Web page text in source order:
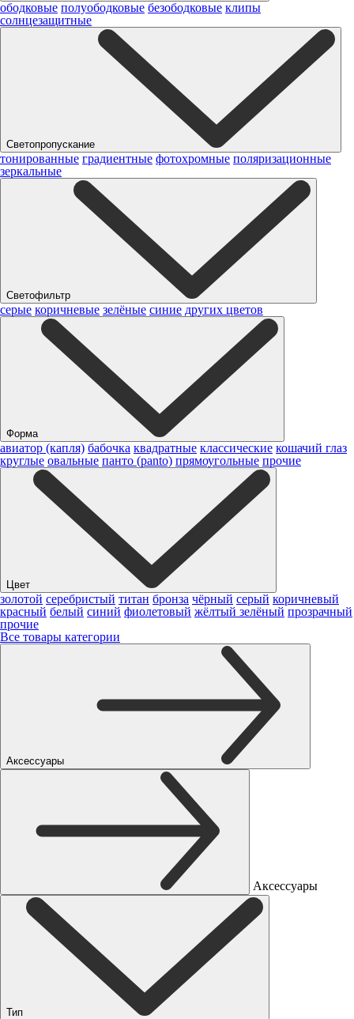
ободковые полуободковые безободковые клипы
солнцезащитные
Светопропускание
тонированные градиентные фотохромные поляризационные
зеркальные
Светофильтр
серые коричневые зелёные синие других цветов
Форма
авиатор (капля) бабочка квадратные классические кошачий глаз
круглые овальные панто (panto) прямоугольные прочие
Цвет
золотой серебристый титан бронза чёрный серый коричневый
красный белый синий фиолетовый жёлтый зелёный прозрачный
прочие
Все товары категории
Аксессуары
Аксессуары
Тип